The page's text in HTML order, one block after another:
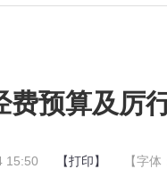
预算及厉
15:50 【打印】 【字体